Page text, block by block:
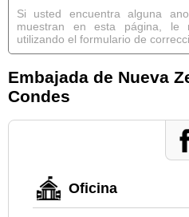
Si usted encuentra alguna
muestran en esta página, le
utilizando el formulario de
Embajada de Nueva
Condes
Oficina